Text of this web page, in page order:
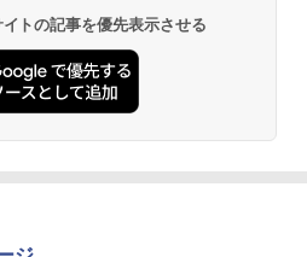
トの記事を優先表示させる